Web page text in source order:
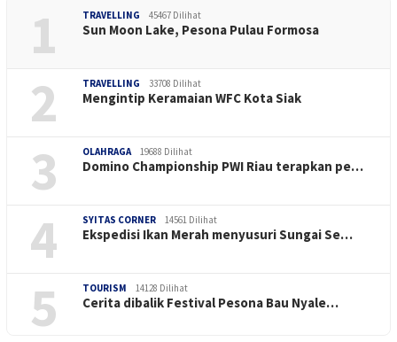
1 TRAVELLING 45467 Dilihat
Sun Moon Lake, Pesona Pulau Formosa
2 TRAVELLING 33708 Dilihat
Mengintip Keramaian WFC Kota Siak
3 OLAHRAGA 19688 Dilihat
Domino Championship PWI Riau terapkan pe…
4 SYITAS CORNER 14561 Dilihat
Ekspedisi Ikan Merah menyusuri Sungai Se…
5 TOURISM 14128 Dilihat
Cerita dibalik Festival Pesona Bau Nyale…